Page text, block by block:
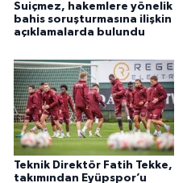
Suiçmez, hakemlere yönelik
bahis soruşturmasına ilişkin
açıklamalarda bulundu
Teknik Direktör Fatih Tekke,
takımından Eyüpspor’u